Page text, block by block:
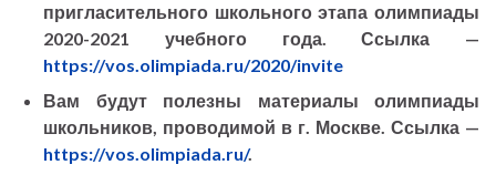
пригласительного школьного этапа олимпиады
2020-2021 учебного года. Ссылка —
https://vos.olimpiada.ru/2020/invite
Вам будут полезны материалы олимпиады
школьников, проводимой в г. Москве. Ссылка —
https://vos.olimpiada.ru/.